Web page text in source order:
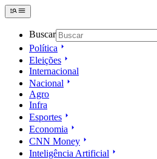
Buscar
Política
Eleições
Internacional
Nacional
Agro
Infra
Esportes
Economia
CNN Money
Inteligência Artificial